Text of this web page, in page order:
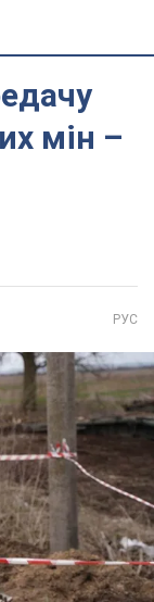
мін –
РУС